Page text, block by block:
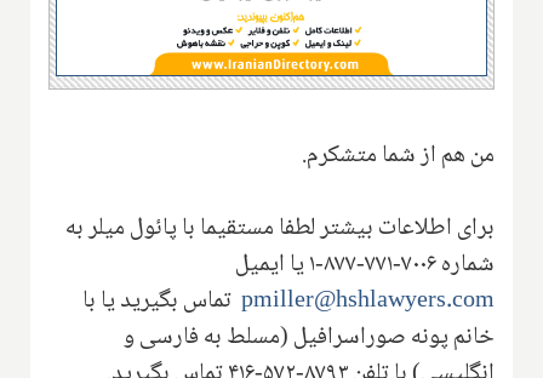
من هم از شما متشکرم.
برای اطلاعات بیشتر لطفا مستقیما با پائول میلر به
شماره۱-۸۷۷-۷۷۱-۷۰۰۶یا ایمیل
pmiller@hshlawyers.com تماس بگیرید یا با
خانم پونه صوراسرافیل (مسلط به فارسی و